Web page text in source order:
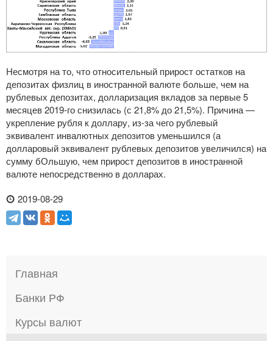
Несмотря на то, что относительный прирост остатков на
депозитах физлиц в иностранной валюте больше, чем на
рублевых депозитах, долларизация вкладов за первые 5
месяцев2019-госнизилась (с 21,8% до 21,5%). Причина —
укрепление рубля к доллару, из-за чего рублевый
эквивалент инвалютных депозитов уменьшился (а
долларовый эквивалент рублевых депозитов увеличился) на
сумму бОльшую, чем прирост депозитов в иностранной
валюте непосредственно в долларах.
2019-08-29
Главная
Банки РФ
Курсы валют